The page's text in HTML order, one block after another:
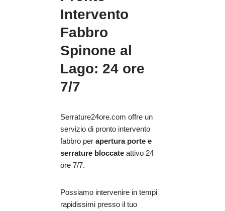
Intervento
Fabbro
Spinone al
Lago: 24 ore
7/7
Serrature24ore.com offre un
servizio di pronto intervento
fabbro per apertura porte e
serrature bloccate attivo 24
ore 7/7.
Possiamo intervenire in tempi
rapidissimi presso il tuo